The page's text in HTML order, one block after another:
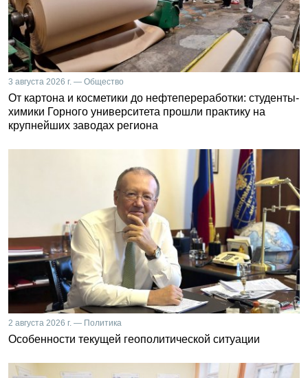
3 августа 2026 г. — Общество
От картона и косметики до нефтепереработки: студенты-
химики Горного университета прошли практику на
крупнейших заводах региона
2 августа 2026 г. — Политика
Особенности текущей геополитической ситуации